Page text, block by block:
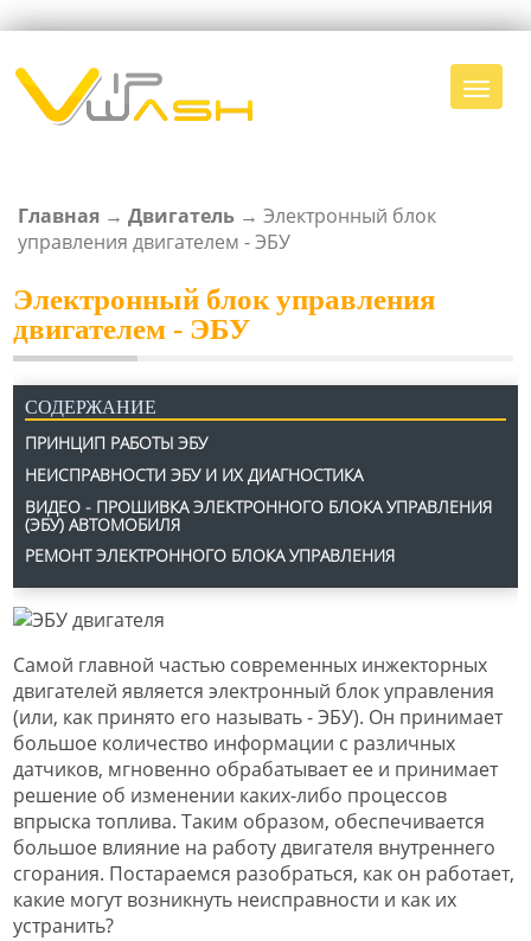
ВЫ ЗДЕСЬ
Главная → Двигатель → Электронный блок
управления двигателем - ЭБУ
Электронный блок управления
двигателем - ЭБУ
СОДЕРЖАНИЕ
ПРИНЦИП РАБОТЫ ЭБУ
НЕИСПРАВНОСТИ ЭБУ И ИХ ДИАГНОСТИКА
ВИДЕО - ПРОШИВКА ЭЛЕКТРОННОГО БЛОКА УПРАВЛЕНИЯ
(ЭБУ) АВТОМОБИЛЯ
РЕМОНТ ЭЛЕКТРОННОГО БЛОКА УПРАВЛЕНИЯ
Самой главной частью современных инжекторных
двигателей является электронный блок управления
(или, как принято его называть - ЭБУ). Он принимает
большое количество информации с различных
датчиков, мгновенно обрабатывает ее и принимает
решение об изменении каких-либо процессов
впрыска топлива. Таким образом, обеспечивается
большое влияние на работу двигателя внутреннего
сгорания. Постараемся разобраться, как он работает,
какие могут возникнуть неисправности и как их
устранить?